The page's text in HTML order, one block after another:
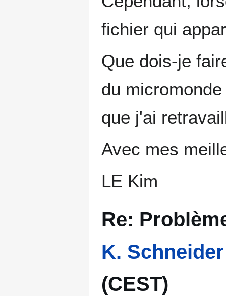
fichier qui
Que dois-je
du
que j'ai
Avec mes
LE Kim
Re:
K. Schneider
(CEST)